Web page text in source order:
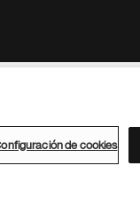
de cookies